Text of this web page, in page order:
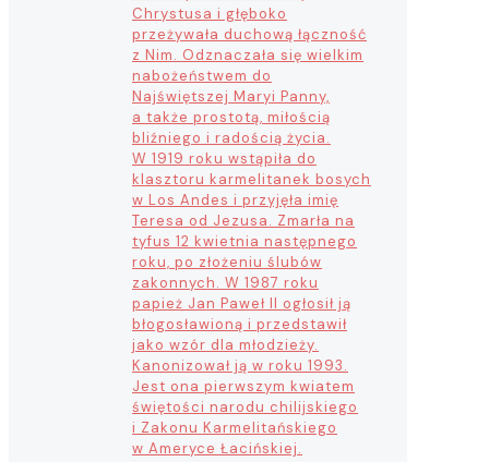
Chrystusa i głęboko
przeżywała duchową łączność
z Nim. Odznaczała się wielkim
nabożeństwem do
Najświętszej Maryi Panny,
a także prostotą, miłością
bliźniego i radością życia.
W 1919 roku wstąpiła do
klasztoru karmelitanek bosych
w Los Andes i przyjęła imię
Teresa od Jezusa. Zmarła na
tyfus 12 kwietnia następnego
roku, po złożeniu ślubów
zakonnych. W 1987 roku
papież Jan Paweł II ogłosił ją
błogosławioną i przedstawił
jako wzór dla młodzieży.
Kanonizował ją w roku 1993.
Jest ona pierwszym kwiatem
świętości narodu chilijskiego
i Zakonu Karmelitańskiego
w Ameryce Łacińskiej.